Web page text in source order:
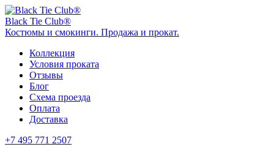
Black Tie Club®
Костюмы и смокинги. Продажа и прокат.
Коллекция
Условия проката
Отзывы
Блог
Схема проезда
Оплата
Доставка
+7 495 771 2507